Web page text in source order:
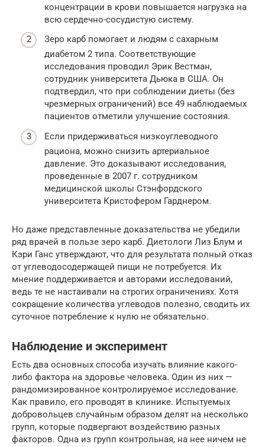
концентрации в крови повышается нагрузка на
всю сердечно-сосудистую систему.
Зеро карб помогает и людям с сахарным
диабетом 2 типа. Соответствующие
исследования проводил Эрик Вестман,
сотрудник университета Дьюка в США. Он
подтвердил, что при соблюдении диеты (без
чрезмерных ограничений) все 49 наблюдаемых
пациентов отметили улучшение состояния.
Если придерживаться низкоуглеводного
рациона, можно снизить артериальное
давление. Это доказывают исследования,
проведенные в 2007 г. сотрудником
медицинской школы Стэнфордского
университета Кристофером Гарднером.
Но даже представленные доказательства не убедили
ряд врачей в пользе зеро карб. Диетологи Лиз Блум и
Кэри Ганс утверждают, что для результата полный отказ
от углеводосодержащей пищи не потребуется. Их
мнение поддерживается и авторами исследований,
ведь те не настаивали на строгих ограничениях. Хотя
сокращение количества углеводов полезно, сводить их
суточное потребление к нулю не обязательно.
Наблюдение и эксперимент
Есть два основных способа изучать влияние какого-
либо фактора на здоровье человека. Один из них —
рандомизированное контролируемое исследование.
Как правило, его проводят в клинике. Испытуемых
добровольцев случайным образом делят на несколько
групп, которые подвергают воздействию разных
факторов. Одна из групп контрольная, на нее ничем не